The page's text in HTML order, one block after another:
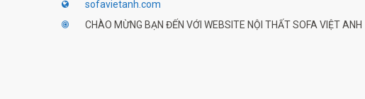
sofavietanh.com
CHÀO MỪNG BẠN ĐẾN VỚI WEBSITE NỘI THẤT SOFA VIỆT ANH